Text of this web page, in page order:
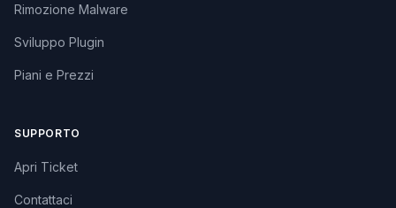
Rimozione Malware
Sviluppo Plugin
Piani e Prezzi
SUPPORTO
Apri Ticket
Contattaci